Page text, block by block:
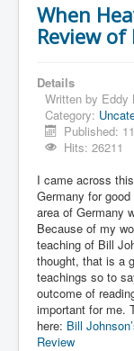
When
Review of
Details
Written by Eddy
Category:
Published:
Hits: 26211
I came across
Germany for
area of Germany
Because of my
teaching of Bill
thought, that is a
teachings so to
outcome of
important for me.
here: Bill
Review